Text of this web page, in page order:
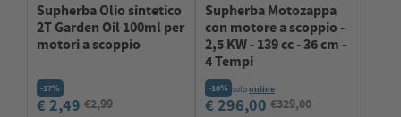
Supherba Olio sintetico
2T Garden Oil 100ml per
motori a scoppio
-17%
€ 2,49 €2,99
Supherba Motozappa
con motore a scoppio -
2,5 KW - 139 cc - 36 cm -
4 Tempi
-10% soloonline
€ 296,00 €329,00